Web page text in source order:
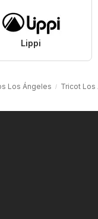
Lippi
Los Ángeles Tricot Los